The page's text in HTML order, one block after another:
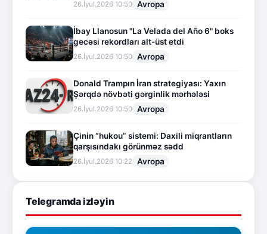
26.İyul.2026 10:50 Avropa
İbay Llanosun "La Velada del Año 6" boks
gecəsi rekordları alt-üst etdi
26.İyul.2026 10:50 Avropa
Donald Trampın İran strategiyası: Yaxın
Şərqdə növbəti gərginlik mərhələsi
26.İyul.2026 10:50 Avropa
Çinin “hukou” sistemi: Daxili miqrantların
qarşısındakı görünməz sədd
26.İyul.2026 10:22 Avropa
Telegramda izləyin